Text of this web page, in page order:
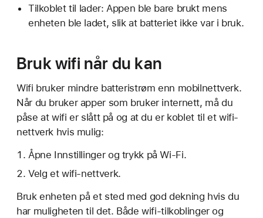
Tilkoblet til lader: Appen ble bare brukt mens
enheten ble ladet, slik at batteriet ikke var i bruk.
Bruk wifi når du kan
Wifi bruker mindre batteristrøm enn mobilnettverk.
Når du bruker apper som bruker internett, må du
påse at wifi er slått på og at du er koblet til et wifi-
nettverk hvis mulig:
Åpne Innstillinger og trykk på Wi-Fi.
Velg et wifi-nettverk.
Bruk enheten på et sted med god dekning hvis du
har muligheten til det. Både wifi-tilkoblinger og